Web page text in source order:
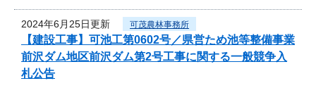
2024年6月25日更新 可茂農林事務所
【建設工事】可池工第0602号／県営ため池等整備事業
前沢ダム地区前沢ダム第2号工事に関する一般競争入
札公告